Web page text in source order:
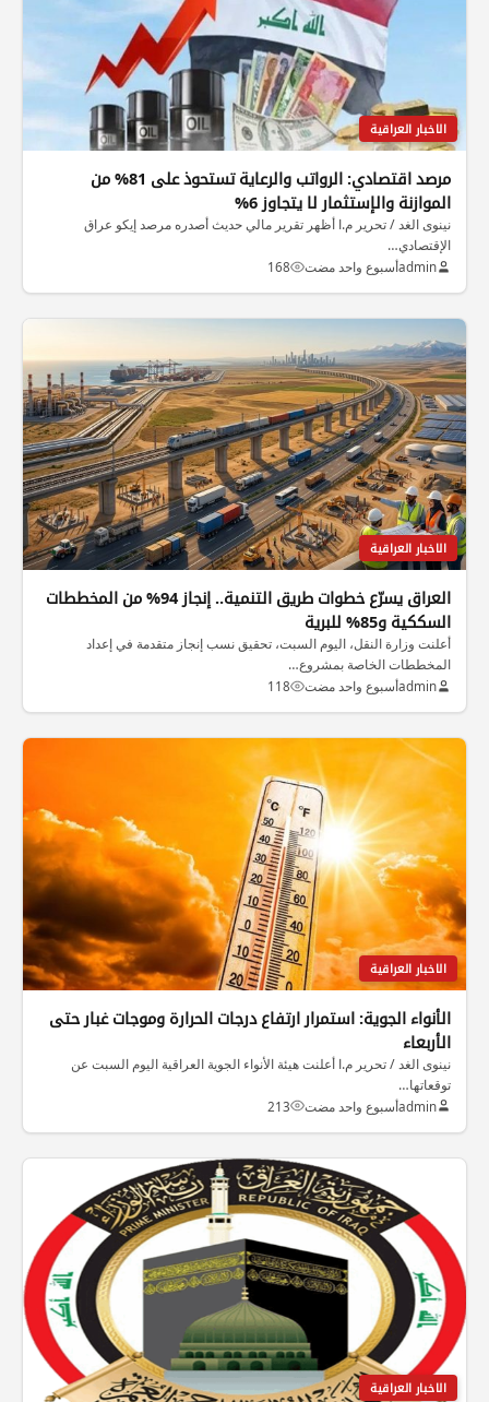
الاخبار العراقية
مرصد اقتصادي: الرواتب والرعاية تستحوذ على 81% من
الموازنة والإستثمار لا يتجاوز 6%
نينوى الغد / تحرير م.ا أظهر تقرير مالي حديث أصدره مرصد إيكو عراق
الإقتصادي…
adminأسبوع واحد مضت 168
الاخبار العراقية
العراق يسرّع خطوات طريق التنمية.. إنجاز 94% من المخططات
السككية و85% للبرية
أعلنت وزارة النقل، اليوم السبت، تحقيق نسب إنجاز متقدمة في إعداد
المخططات الخاصة بمشروع…
adminأسبوع واحد مضت 118
الاخبار العراقية
الأنواء الجوية: استمرار ارتفاع درجات الحرارة وموجات غبار حتى
الأربعاء
نينوى الغد / تحرير م.ا أعلنت هيئة الأنواء الجوية العراقية اليوم السبت عن
توقعاتها…
adminأسبوع واحد مضت 213
الاخبار العراقية